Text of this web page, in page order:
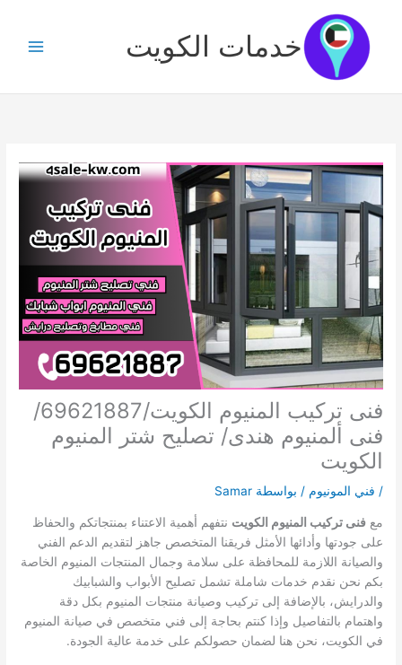
المحتوى
خدمات الكويت
فنى تركيب المنيوم الكويت/69621887/
فنى ألمنيوم هندى/ تصليح شتر المنيوم
الكويت
/ فني المونيوم / بواسطة Samar
معفنى تركيب المنيوم الكويت نتفهم أهمية الاعتناء بمنتجاتكم والحفاظ
على جودتها وأدائها الأمثل فريقنا المتخصص جاهز لتقديم الدعم الفني
والصيانة اللازمة للمحافظة على سلامة وجمال المنتجات المنيوم الخاصة
بكم نحن نقدم خدمات شاملة تشمل تصليح الأبواب والشبابيك
والدرايش، بالإضافة إلى تركيب وصيانة منتجات المنيوم بكل دقة
واهتمام بالتفاصيل وإذا كنتم بحاجة إلى فني متخصص في صيانة المنيوم
في الكويت، نحن هنا لضمان حصولكم على خدمة عالية الجودة.